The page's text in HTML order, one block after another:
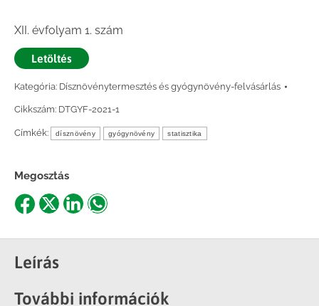
XII. évfolyam 1. szám
Letöltés
Kategória: Dísznövénytermesztés és gyógynövény-felvásárlás
Cikkszám: DTGYF-2021-1
Címkék: dísznövény gyógynövény statisztika
Megosztás
Share
Facebook
Share
X
ShareShare
Leírás
További információk